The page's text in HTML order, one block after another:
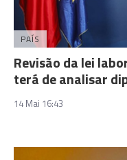
PAÍS
Revisão da lei
terá de analisar
14 Mai 16:43